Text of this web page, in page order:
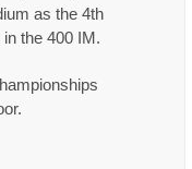
as the 4th
the 400 IM.